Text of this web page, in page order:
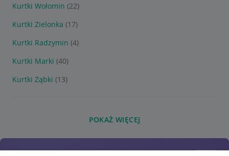
Kurtki Wołomin (22)
Kurtki Zielonka (17)
Kurtki Radzymin (4)
Kurtki Marki (40)
Kurtki Ząbki (13)
POKAŻ WIĘCEJ